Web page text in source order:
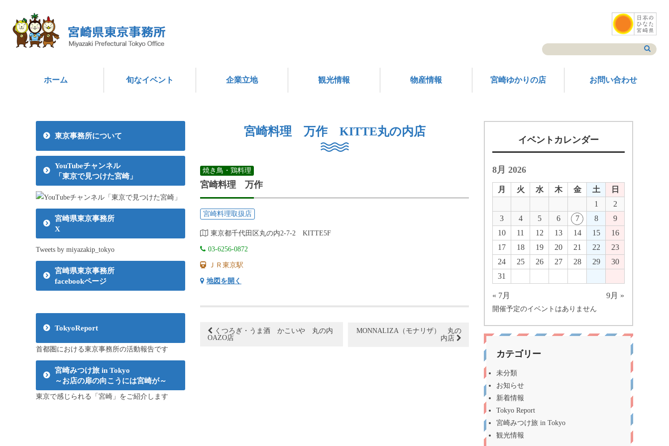
ホーム 旬なイベント 企業立地 観光情報 物産情報 宮崎ゆかりの店 お問い合わせ
東京事務所について
YouTubeチャンネル
「東京で見つけた宮崎」
宮崎県東京事務所
X
Tweets by miyazakip_tokyo
宮崎県東京事務所
facebookページ
TokyoReport
首都圏における東京事務所の活動報告です
宮崎みつけ旅 in Tokyo
～お店の扉の向こうには宮崎が～
東京で感じられる「宮崎」をご紹介します
宮崎料理 万作 KITTE丸の内店
焼き鳥・鶏料理
宮崎料理 万作
宮崎料理取扱店
東京都千代田区丸の内2-7-2 KITTE5F
03-6256-0872
ＪＲ東京駅
地図を開く
くつろぎ・うま酒 かこいや 丸の内
OAZO店
MONNALIZA（モナリザ） 丸の
内店
イベントカレンダー
8月 2026
月 火 水 木 金 土
日
1
2
3
4 5 6 7 8
9
10
11 12 13 14 15
16
17
18 19 20 21 22
23
24
25 26 27 28 29
30
31
« 7月 9月 »
開催予定のイベントはありません
カテゴリー
未分類
お知らせ
新着情報
Tokyo Report
宮崎みつけ旅 in Tokyo
観光情報